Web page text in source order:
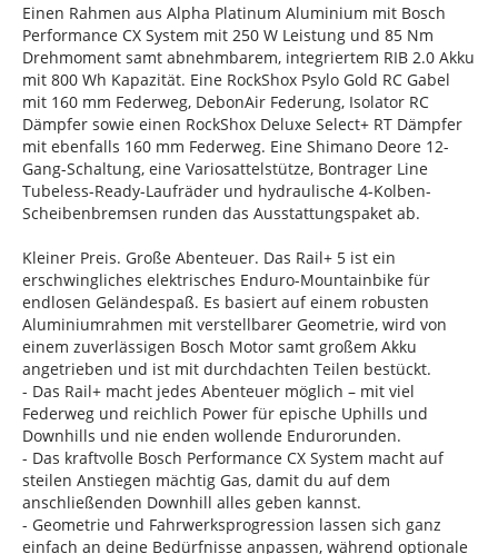
Einen Rahmen aus Alpha Platinum Aluminium mit Bosch
Performance CX System mit 250 W Leistung und 85 Nm
Drehmoment samt abnehmbarem, integriertem RIB 2.0 Akku
mit 800 Wh Kapazität. Eine RockShox Psylo Gold RC Gabel
mit 160 mm Federweg, DebonAir Federung, Isolator RC
Dämpfer sowie einen RockShox Deluxe Select+ RT Dämpfer
mit ebenfalls 160 mm Federweg. Eine Shimano Deore 12-
Gang-Schaltung, eine Variosattelstütze, Bontrager Line
Tubeless-Ready-Laufräder und hydraulische 4-Kolben-
Scheibenbremsen runden das Ausstattungspaket ab.
Kleiner Preis. Große Abenteuer. Das Rail+ 5 ist ein
erschwingliches elektrisches Enduro-Mountainbike für
endlosen Geländespaß. Es basiert auf einem robusten
Aluminiumrahmen mit verstellbarer Geometrie, wird von
einem zuverlässigen Bosch Motor samt großem Akku
angetrieben und ist mit durchdachten Teilen bestückt.
- Das Rail+ macht jedes Abenteuer möglich – mit viel
Federweg und reichlich Power für epische Uphills und
Downhills und nie enden wollende Endurorunden.
- Das kraftvolle Bosch Performance CX System macht auf
steilen Anstiegen mächtig Gas, damit du auf dem
anschließenden Downhill alles geben kannst.
- Geometrie und Fahrwerksprogression lassen sich ganz
einfach an deine Bedürfnisse anpassen, während optionale